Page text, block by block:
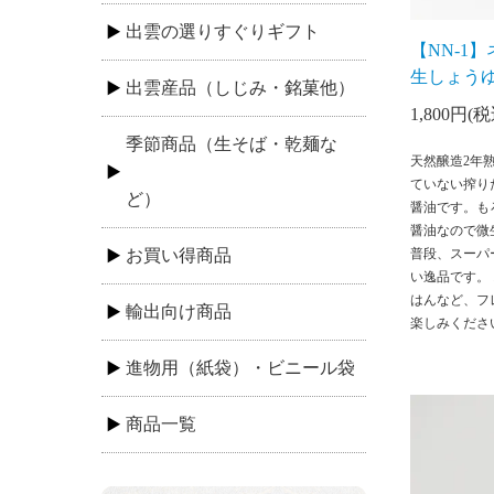
【NN-1
生しょう
1,800円(
天然醸造2年
ていない搾り
醤油です。も
醤油なので微
普段、スーパ
い逸品です
はんなど、フ
楽しみくださ
出雲の選りすぐりギフト
出雲産品（しじみ・銘菓他）
季節商品（生そば・乾麺な
ど）
お買い得商品
輸出向け商品
進物用（紙袋）・ビニール袋
商品一覧